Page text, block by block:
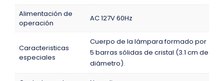
Alimentación de
operación
AC 127V 60Hz
Caracteristicas
especiales
Cuerpo de la lámpara formado por
5 barras sólidas de cristal (3.1 cm de
diámetro).